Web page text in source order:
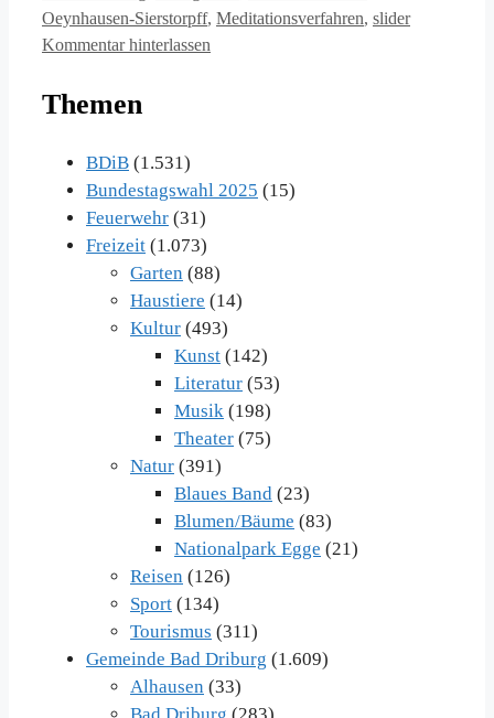
Oeynhausen-Sierstorpff, Meditationsverfahren, slider
Kommentar hinterlassen
Themen
BDiB (1.531)
Bundestagswahl 2025 (15)
Feuerwehr (31)
Freizeit (1.073)
Garten (88)
Haustiere (14)
Kultur (493)
Kunst (142)
Literatur (53)
Musik (198)
Theater (75)
Natur (391)
Blaues Band (23)
Blumen/Bäume (83)
Nationalpark Egge (21)
Reisen (126)
Sport (134)
Tourismus (311)
Gemeinde Bad Driburg (1.609)
Alhausen (33)